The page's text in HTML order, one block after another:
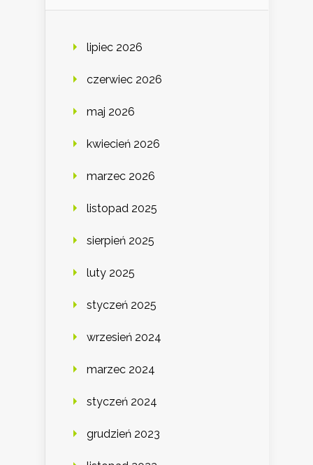
lipiec 2026
czerwiec 2026
maj 2026
kwiecień 2026
marzec 2026
listopad 2025
sierpień 2025
luty 2025
styczeń 2025
wrzesień 2024
marzec 2024
styczeń 2024
grudzień 2023